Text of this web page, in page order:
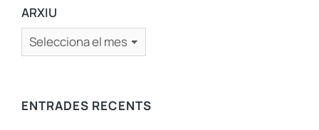
ARXIU
ENTRADES RECENTS